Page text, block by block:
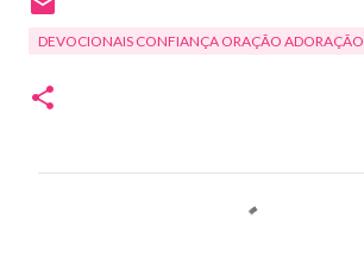
DEVOCIONAIS CONFIANÇA ORAÇÃO ADORAÇÃO